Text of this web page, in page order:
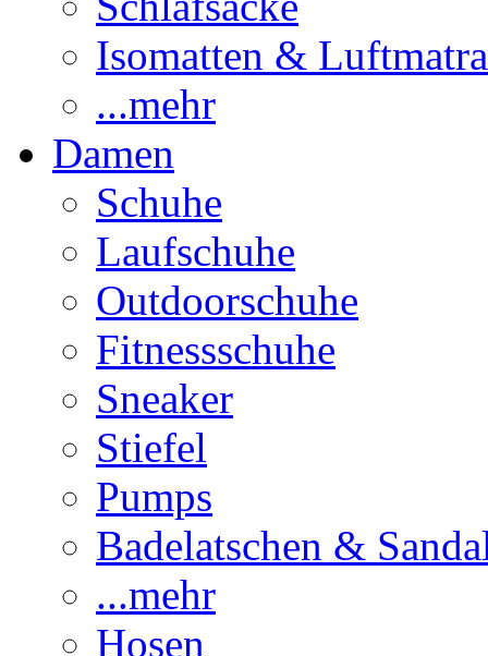
Isomatten &
...mehr
Damen
Schuhe
Laufschuhe
Outdoorschuhe
Fitnessschuhe
Sneaker
Stiefel
Pumps
Badelatschen &
...mehr
Hosen